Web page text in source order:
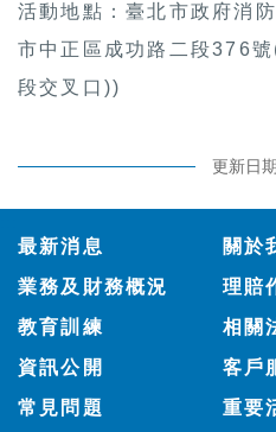
活動地點：臺北市政府消
市中正區成功路二段376
段交叉口))
更新日
最新消息
關於
業務及財務概況
理賠
教育訓練
相關
資訊公開
客戶
常見問題
重要